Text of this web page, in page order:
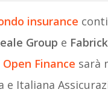
insurance
Group e
Open Finance sarà
e Italiana